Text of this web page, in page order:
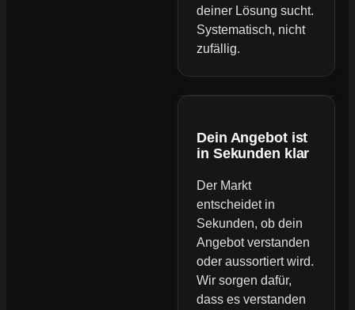
deiner Lösung sucht.
Systematisch, nicht
zufällig.
Dein Angebot ist
in Sekunden klar
Der Markt
entscheidet in
Sekunden, ob dein
Angebot verstanden
oder aussortiert wird.
Wir sorgen dafür,
dass es verstanden